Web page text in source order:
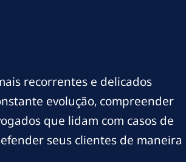
recorrentes e delicados
evolução, compreender
que lidam com casos de
seus clientes de maneira